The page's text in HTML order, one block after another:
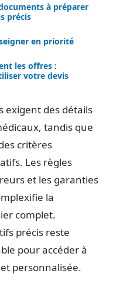
à préparer
précis
en priorité
les offres :
votre devis
exigent des détails
tandis que
critères
Les règles
et les garanties
la
complet.
précis reste
pour accéder à
personnalisée.